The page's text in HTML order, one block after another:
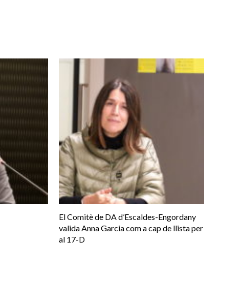
El Comitè de DA d’Escaldes-Engordany
valida Anna Garcia com a cap de llista per
al 17-D